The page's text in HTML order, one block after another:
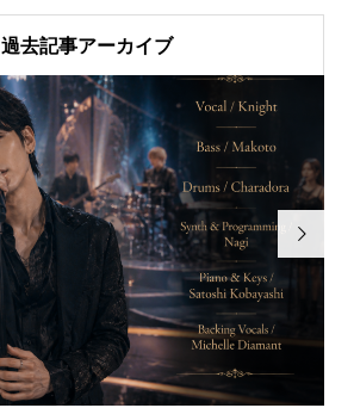
過去記事アーカイブ
